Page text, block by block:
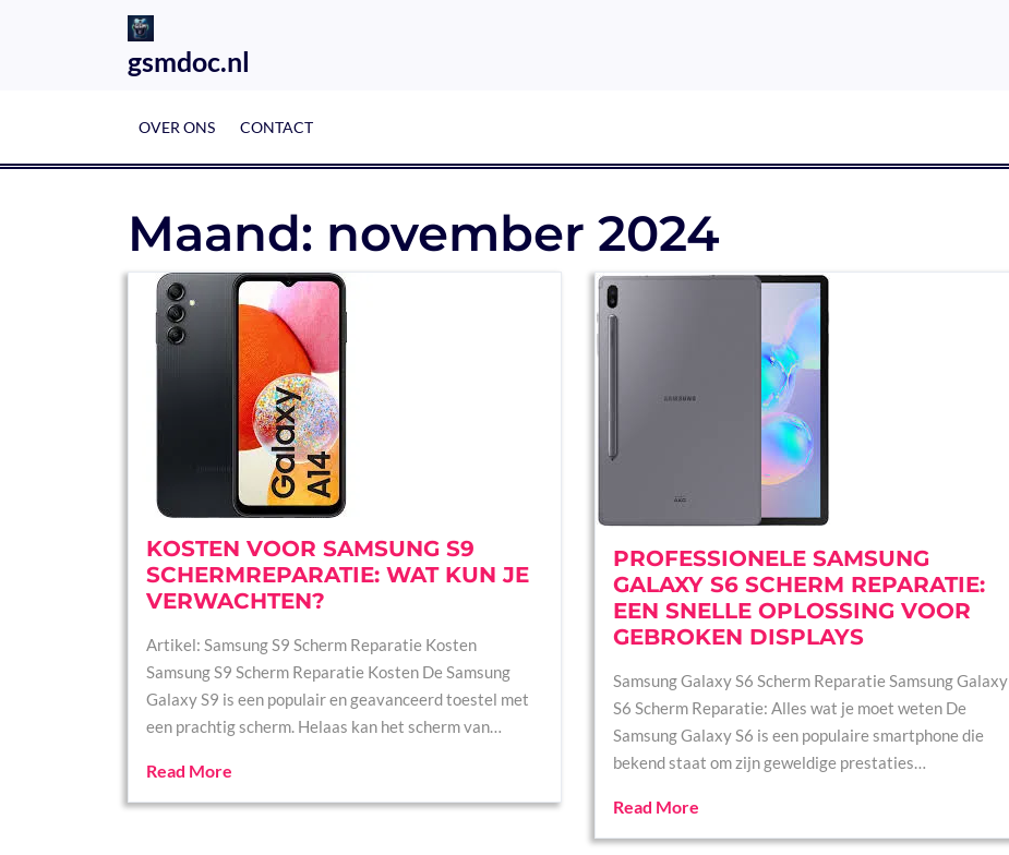
gsmdoc.nl
OVER ONS CONTACT
Maand: november 2024
KOSTEN VOOR SAMSUNG S9
SCHERMREPARATIE: WAT KUN JE
VERWACHTEN?
Artikel: Samsung S9 Scherm Reparatie Kosten
Samsung S9 Scherm Reparatie Kosten De Samsung
Galaxy S9 is een populair en geavanceerd toestel met
een prachtig scherm. Helaas kan het scherm van…
Read More
PROFESSIONELE SAMSUNG
GALAXY S6 SCHERM REPARATIE:
EEN SNELLE OPLOSSING VOOR
GEBROKEN DISPLAYS
Samsung Galaxy S6 Scherm Reparatie Samsung Galaxy
S6 Scherm Reparatie: Alles wat je moet weten De
Samsung Galaxy S6 is een populaire smartphone die
bekend staat om zijn geweldige prestaties…
Read More